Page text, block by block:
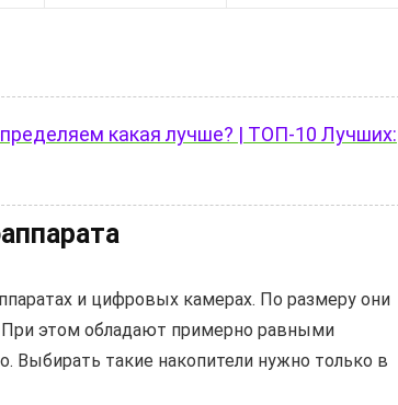
какая лучше? | ТОП-10 Лучших:
и цифровых камерах. По размеру они
При этом обладают примерно равными
Выбирать такие накопители нужно только в